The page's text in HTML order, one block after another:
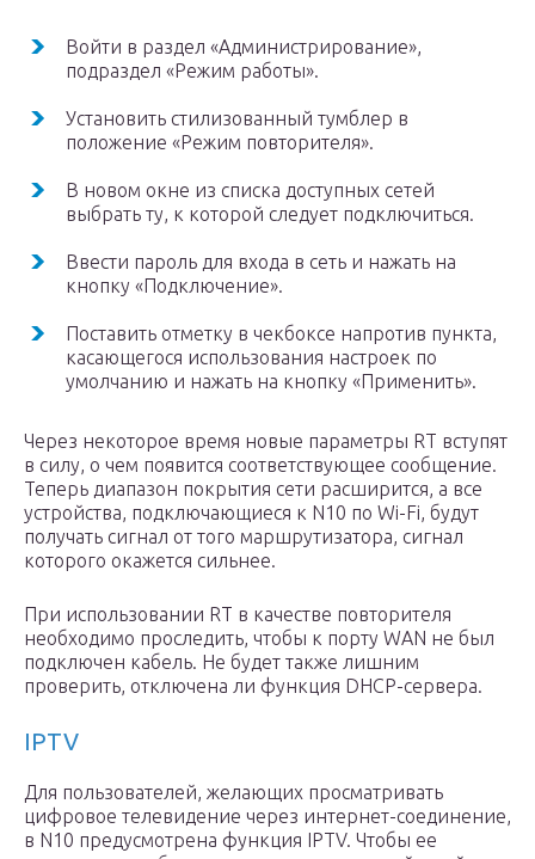
Войти в раздел «Администрирование»,
подраздел «Режим работы».
Установить стилизованный тумблер в
положение «Режим повторителя».
В новом окне из списка доступных сетей
выбрать ту, к которой следует подключиться.
Ввести пароль для входа в сеть и нажать на
кнопку «Подключение».
Поставить отметку в чекбоксе напротив пункта,
касающегося использования настроек по
умолчанию и нажать на кнопку «Применить».
Через некоторое время новые параметры RT вступят
в силу, о чем появится соответствующее сообщение.
Теперь диапазон покрытия сети расширится, а все
устройства, подключающиеся к N10 по Wi-Fi, будут
получать сигнал от того маршрутизатора, сигнал
которого окажется сильнее.
При использовании RT в качестве повторителя
необходимо проследить, чтобы к порту WAN не был
подключен кабель. Не будет также лишним
проверить, отключена ли функция DHCP-сервера.
IPTV
Для пользователей, желающих просматривать
цифровое телевидение через интернет-соединение,
в N10 предусмотрена функция IPTV. Чтобы ее